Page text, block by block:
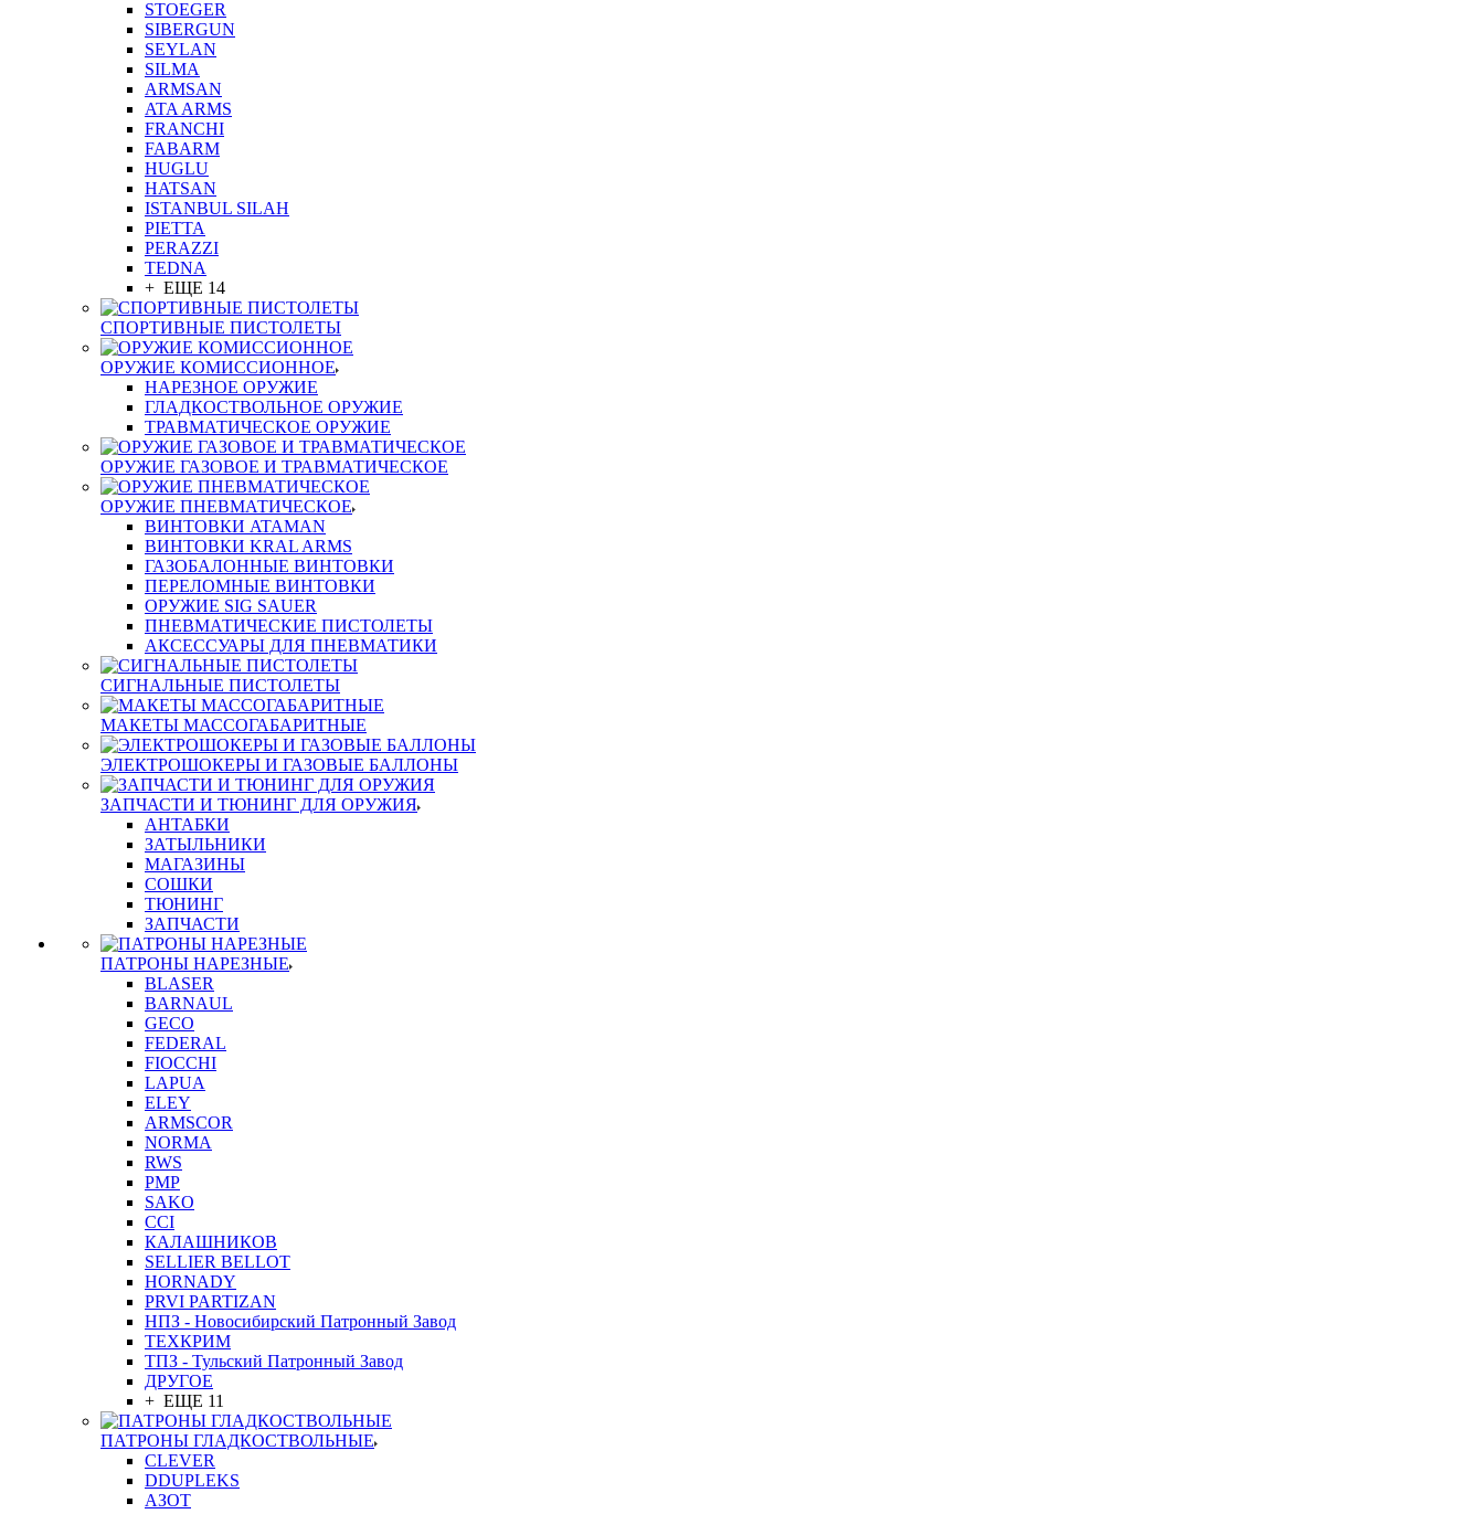
STOEGER
SIBERGUN
SEYLAN
SILMA
ARMSAN
ATA ARMS
FRANCHI
FABARM
HUGLU
HATSAN
ISTANBUL SILAH
PIETTA
PERAZZI
TEDNA
+ ЕЩЕ 14
СПОРТИВНЫЕ ПИСТОЛЕТЫ
ОРУЖИЕ КОМИССИОННОЕ
НАРЕЗНОЕ ОРУЖИЕ
ГЛАДКОСТВОЛЬНОЕ ОРУЖИЕ
ТРАВМАТИЧЕСКОЕ ОРУЖИЕ
ОРУЖИЕ ГАЗОВОЕ И ТРАВМАТИЧЕСКОЕ
ОРУЖИЕ ПНЕВМАТИЧЕСКОЕ
ВИНТОВКИ ATAMAN
ВИНТОВКИ KRAL ARMS
ГАЗОБАЛОННЫЕ ВИНТОВКИ
ПЕРЕЛОМНЫЕ ВИНТОВКИ
ОРУЖИЕ SIG SAUER
ПНЕВМАТИЧЕСКИЕ ПИСТОЛЕТЫ
АКСЕССУАРЫ ДЛЯ ПНЕВМАТИКИ
СИГНАЛЬНЫЕ ПИСТОЛЕТЫ
МАКЕТЫ МАССОГАБАРИТНЫЕ
ЭЛЕКТРОШОКЕРЫ И ГАЗОВЫЕ БАЛЛОНЫ
ЗАПЧАСТИ И ТЮНИНГ ДЛЯ ОРУЖИЯ
АНТАБКИ
ЗАТЫЛЬНИКИ
МАГАЗИНЫ
СОШКИ
ТЮНИНГ
ЗАПЧАСТИ
ПАТРОНЫ НАРЕЗНЫЕ
BLASER
BARNAUL
GEСO
FEDERAL
FIOCCHI
LAPUA
ELEY
ARMSCOR
NORMA
RWS
PMP
SAKO
CCI
КАЛАШНИКОВ
SELLIER BELLOT
HORNADY
PRVI PARTIZAN
НПЗ - Новосибирский Патронный Завод
ТЕХКРИМ
ТПЗ - Тульский Патронный Завод
ДРУГОЕ
+ ЕЩЕ 11
ПАТРОНЫ ГЛАДКОСТВОЛЬНЫЕ
CLEVER
DDUPLEKS
АЗОТ